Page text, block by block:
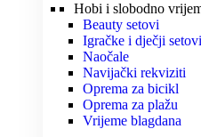
Hobi i slobodno
Beauty setovi
Igračke i dječji setovi
Naočale
Navijački rekviziti
Oprema za bicikl
Oprema za plažu
Vrijeme blagdana